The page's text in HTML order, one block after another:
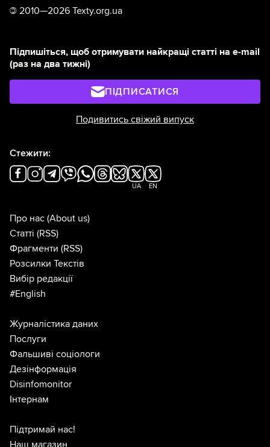
© 2010—2026 Texty.org.ua
Підпишіться, щоб отримувати найкращі статті на e-mail
(раз на два тижні)
ПІДПИСАТИСЯ
Подивитись свіжий випуск
Стежити:
UA EN
Про нас (About us)
Статті (RSS)
Фрагменти (RSS)
Розсилки Текстів
Вибір редакції
#English
Журналістика даних
Послуги
Фальшиві соціологи
Дезінформація
Disinfomonitor
Інтернам
Підтримай нас!
Наш магазин